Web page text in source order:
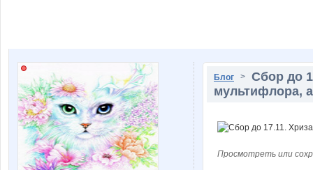
Блог > Сбор до
мультифлора,
Просмотреть или